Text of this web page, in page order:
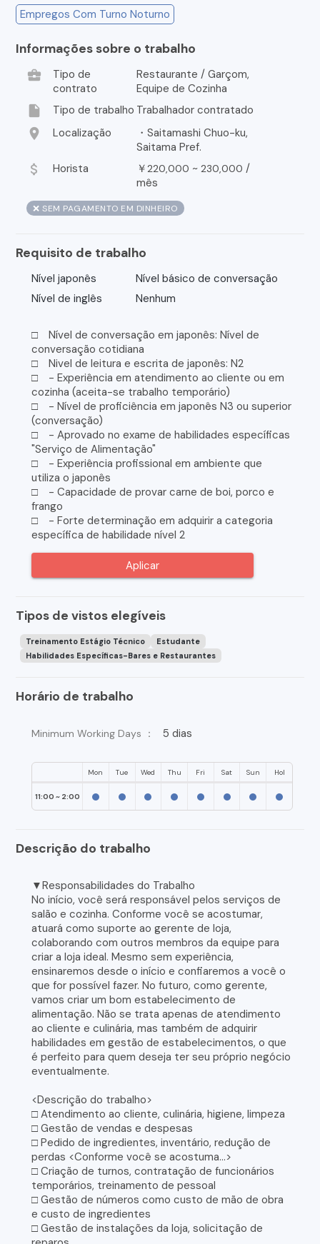
Empregos Com Turno Noturno
Informações sobre o trabalho
business_center
Tipo de
contrato
Restaurante / Garçom,
Equipe de Cozinha
insert_drive_file Tipo de trabalho Trabalhador contratado
location_on Localização
・Saitamashi Chuo-ku,
Saitama Pref.
attach_money Horista ￥220,000 ~ 230,000 /
mês
❌ SEM PAGAMENTO EM DINHEIRO
Requisito de trabalho
Nível japonês
Nível básico de conversação
Nível de inglês
Nenhum
□ Nível de conversação em japonês: Nível de
conversação cotidiana
□ Nivel de leitura e escrita de japonês: N2
□ - Experiência em atendimento ao cliente ou em
cozinha (aceita-se trabalho temporário)
□ - Nível de proficiência em japonês N3 ou superior
(conversação)
□ - Aprovado no exame de habilidades específicas
"Serviço de Alimentação"
□ - Experiência profissional em ambiente que
utiliza o japonês
□ - Capacidade de provar carne de boi, porco e
frango
□ - Forte determinação em adquirir a categoria
específica de habilidade nível 2
Aplicar
Tipos de vistos elegíveis
Treinamento Estágio Técnico
Estudante
Habilidades Específicas-Bares e Restaurantes
Horário de trabalho
Minimum Working Days ： 5 dias
Mon Tue Wed Thu Fri Sat Sun Hol
11:00 ~ 2:00
Descrição do trabalho
▼Responsabilidades do Trabalho
No início, você será responsável pelos serviços de
salão e cozinha. Conforme você se acostumar,
atuará como suporte ao gerente de loja,
colaborando com outros membros da equipe para
criar a loja ideal. Mesmo sem experiência,
ensinaremos desde o início e confiaremos a você o
que for possível fazer. No futuro, como gerente,
vamos criar um bom estabelecimento de
alimentação. Não se trata apenas de atendimento
ao cliente e culinária, mas também de adquirir
habilidades em gestão de estabelecimentos, o que
é perfeito para quem deseja ter seu próprio negócio
eventualmente.
<Descrição do trabalho>
□ Atendimento ao cliente, culinária, higiene, limpeza
□ Gestão de vendas e despesas
□ Pedido de ingredientes, inventário, redução de
perdas <Conforme você se acostuma...>
□ Criação de turnos, contratação de funcionários
temporários, treinamento de pessoal
□ Gestão de números como custo de mão de obra
e custo de ingredientes
□ Gestão de instalações da loja, solicitação de